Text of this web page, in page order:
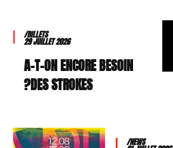
/BILLETS
29 JUILLET 2026
A-T-ON ENCORE BESOIN
DES STROKES?
/NEWS